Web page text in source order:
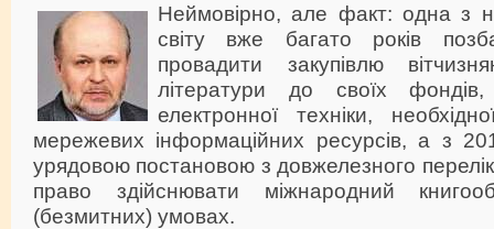
Неймовірно, але факт: одна з
світу вже багато років
провадити закупівлю
літератури до своїх
електронної техніки,
мережевих інформаційних ресурсів, а з
урядовою постановою з довжелезного
право здійснювати міжнародний
(безмитних) умовах.